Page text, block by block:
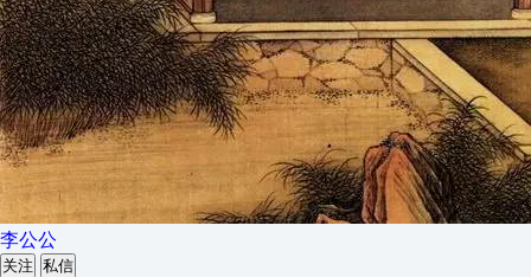
李公公
关注 私信